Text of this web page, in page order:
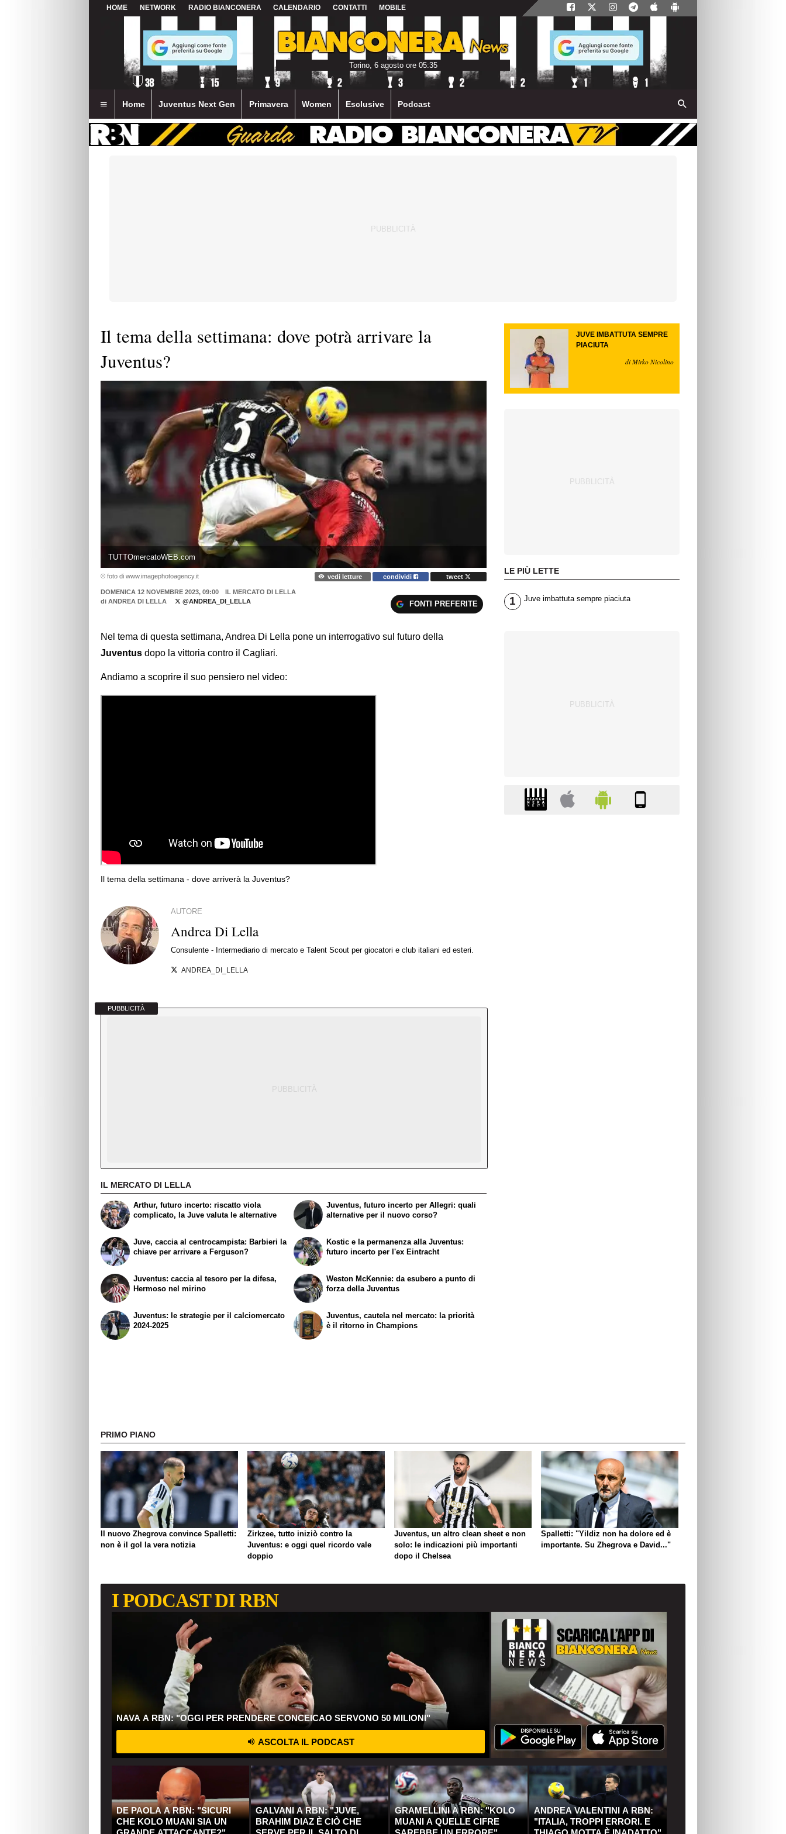
HOME NETWORK RADIO BIANCONERA CALENDARIO CONTATTI MOBILE
Torino, 6 agosto ore 05:35
Home Juventus Next Gen Primavera Women Esclusive Podcast
Il tema della settimana: dove potrà arrivare la
Juventus?
TUTTOmercatoWEB.com
© foto di www.imagephotoagency.it vedi letture condividi tweet
DOMENICA 12 NOVEMBRE 2023, 09:00
IL MERCATO DI LELLA
di ANDREA DI LELLA @ANDREA_DI_LELLA FONTI PREFERITE
Nel tema di questa settimana, Andrea Di Lella pone un interrogativo sul futuro della
Juventus dopo la vittoria contro il Cagliari.
Andiamo a scoprire il suo pensiero nel video:
Il tema della settimana - dove arriverà la Juventus?
AUTORE
Andrea Di Lella
Consulente - Intermediario di mercato e Talent Scout per giocatori e club italiani ed esteri.
ANDREA_DI_LELLA
PUBBLICITÀ
IL MERCATO DI LELLA
Arthur, futuro incerto: riscatto viola
complicato, la Juve valuta le alternative
Juve, caccia al centrocampista: Barbieri la
chiave per arrivare a Ferguson?
Juventus, futuro incerto per Allegri: quali
alternative per il nuovo corso?
Kostic e la permanenza alla Juventus:
futuro incerto per l'ex Eintracht
Juventus: caccia al tesoro per la difesa,
Hermoso nel mirino
Juventus: le strategie per il calciomercato
2024-2025
Weston McKennie: da esubero a punto di
forza della Juventus
Juventus, cautela nel mercato: la priorità
è il ritorno in Champions
JUVE IMBATTUTA SEMPRE
PIACIUTA
di Mirko Nicolino
LE PIÙ LETTE
1 Juve imbattuta sempre piaciuta
PRIMO PIANO
Il nuovo Zhegrova convince Spalletti:
non è il gol la vera notizia
Zirkzee, tutto iniziò contro la
Juventus: e oggi quel ricordo vale
doppio
Juventus, un altro clean sheet e non
solo: le indicazioni più importanti
dopo il Chelsea
Spalletti: "Yildiz non ha dolore ed è
importante. Su Zhegrova e David..."
I PODCAST DI RBN
NAVA A RBN: "OGGI PER PRENDERE CONCEICAO SERVONO 50 MILIONI"
ASCOLTA IL PODCAST
DE PAOLA A RBN: "SICURI
CHE KOLO MUANI SIA UN
GALVANI A RBN: "JUVE,
BRAHIM DIAZ È CIÒ CHE
GRAMELLINI A RBN: "KOLO
MUANI A QUELLE CIFRE
ANDREA VALENTINI A RBN:
"ITALIA, TROPPI ERRORI. E